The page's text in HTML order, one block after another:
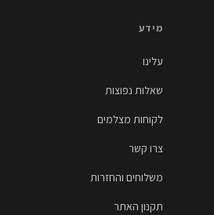
מידע
עלינו
שאלות נפוצות
לקוחות מצלמים
צרו קשר
משלוחים והחזרות
תקנון האתר